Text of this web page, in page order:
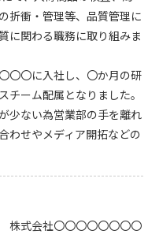
折衝・管理等、品質管理に
に関わる職務に取り組みま
〇〇に入社し、〇か月の研
ーム配属となりました。
少ない為営業部の手を離れ
わせやメディア開拓などの
式会社〇〇〇〇〇〇〇〇